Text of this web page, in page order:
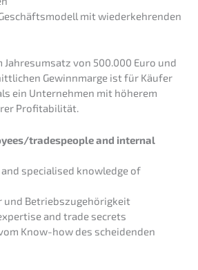
mit wieder­keh­ren­den
Jahres­um­satz von 500.000 Euro und
Gewinn­mar­ge ist für Käufer
ein Unter­neh­men mit höherem
Profitabilität.
tradespeople and inter­nal
specia­li­sed knowledge of
Betriebszugehörigkeit
and trade secrets
Know-how des schei­den­den